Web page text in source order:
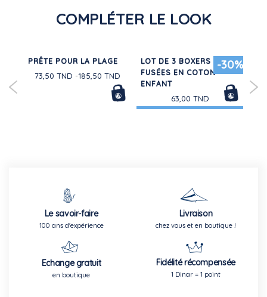
COMPLÉTER LE LOOK
PRÊTE POUR LA PLAGE
73,50 TND 185,50 TND
-30%
LOT DE 3 BOXERS
FUSÉES EN COTON
ENFANT
63,00 TND
Le savoir-faire
100 ans d'expérience
Livraison
chez vous et en boutique !
Echange gratuit
en boutique
Fidélité récompensée
1 Dinar = 1 point